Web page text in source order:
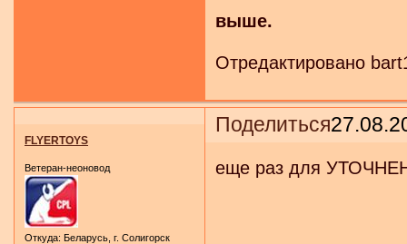
выше.
Отредактировано
Поделиться
FLYERTOYS
Ветеран-неоновод
Откуда: Беларусь, г. Солигорск
еще раз для